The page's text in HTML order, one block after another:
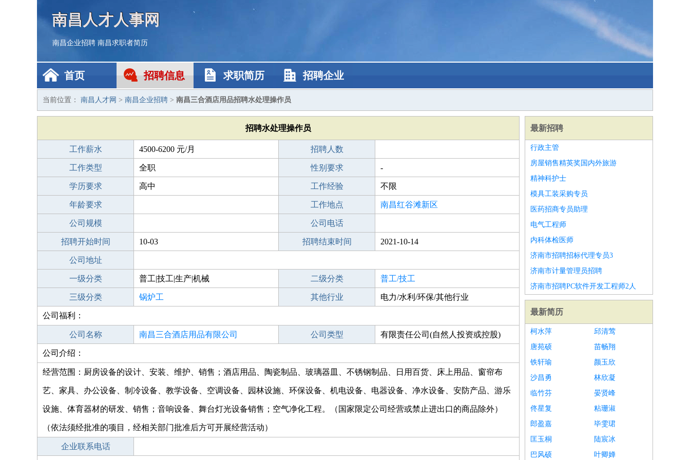
南昌人才人事网
南昌企业招聘 南昌求职者简历
首页 招聘信息 求职简历 招聘企业
当前位置： 南昌人才网 > 南昌企业招聘 > 南昌三合酒店用品招聘水处理操作员
招聘水处理操作员
工作薪水 4500-6200 元/月 招聘人数
工作类型 全职 性别要求 -
学历要求 高中 工作经验 不限
年龄要求 工作地点 南昌红谷滩新区
公司规模 公司电话
招聘开始时间 10-03 招聘结束时间 2021-10-14
公司地址
一级分类 普工|技工|生产|机械 二级分类 普工/技工
三级分类 锅炉工 其他行业 电力/水利/环保/其他行业
公司福利：
公司名称 南昌三合酒店用品有限公司 公司类型 有限责任公司(自然人投资或控股)
公司介绍：
经营范围：厨房设备的设计、安装、维护、销售；酒店用品、陶瓷制品、玻璃器皿、不锈钢制品、日用百货、床上用品、窗帘布
艺、家具、办公设备、制冷设备、教学设备、空调设备、园林设施、环保设备、机电设备、电器设备、净水设备、安防产品、游乐
设施、体育器材的研发、销售；音响设备、舞台灯光设备销售；空气净化工程。（国家限定公司经营或禁止进出口的商品除外）
（依法须经批准的项目，经相关部门批准后方可开展经营活动）
企业联系电话
最新招聘
行政主管
房屋销售精英奖国内外旅游
精神科护士
模具工装采购专员
医药招商专员助理
电气工程师
内科体检医师
济南市招聘招标代理专员3
济南市计量管理员招聘
济南市招聘PC软件开发工程师2人
最新简历
柯水萍
邱清莺
唐苑硕
苗畅翔
铁轩瑜
颜玉欣
沙昌勇
林欣凝
临竹芬
晏贤峰
佟星复
粘珊淑
郎盈嘉
毕雯珺
匡玉桐
陆宸冰
巴风硕
叶卿婵